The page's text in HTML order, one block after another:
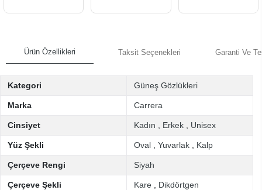
Ürün Özellikleri Taksit Seçenekleri Garanti Ve
Kategori Güneş Gözlükleri
Marka Carrera
Cinsiyet Kadın Erkek Unisex
Yüz Şekli Oval Yuvarlak Kalp
Çerçeve Rengi Siyah
Çerçeve Şekli Kare Dikdörtgen